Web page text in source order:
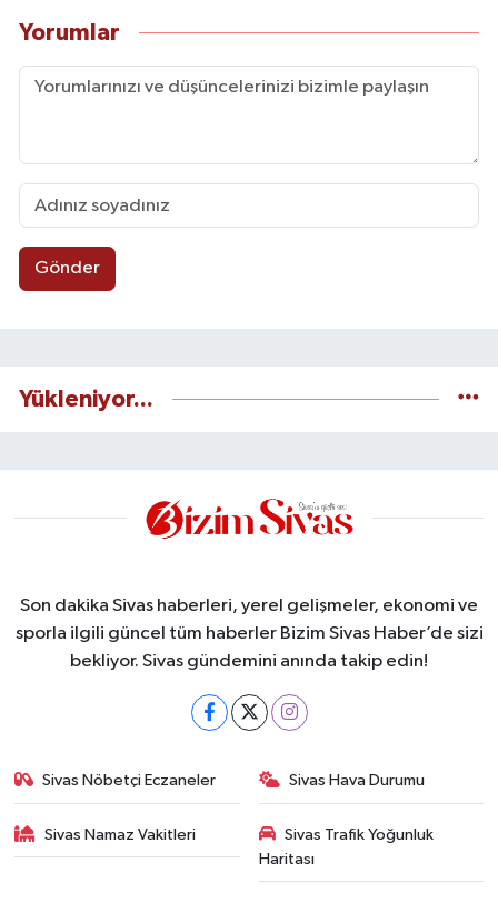
Yorumlar
Gönder
Yükleniyor...
Son dakika Sivas haberleri, yerel gelişmeler, ekonomi ve
sporla ilgili güncel tüm haberler Bizim Sivas Haber’de sizi
bekliyor. Sivas gündemini anında takip edin!
Sivas Nöbetçi Eczaneler Sivas Hava Durumu
Sivas Namaz Vakitleri
Sivas Trafik Yoğunluk
Haritası